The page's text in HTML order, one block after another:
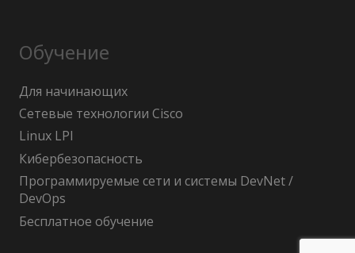
Обучение
Для начинающих
Сетевые технологии Cisco
Linux LPI
Кибербезопасность
Программируемые сети и системы DevNet /
DevOps
Бесплатное обучение